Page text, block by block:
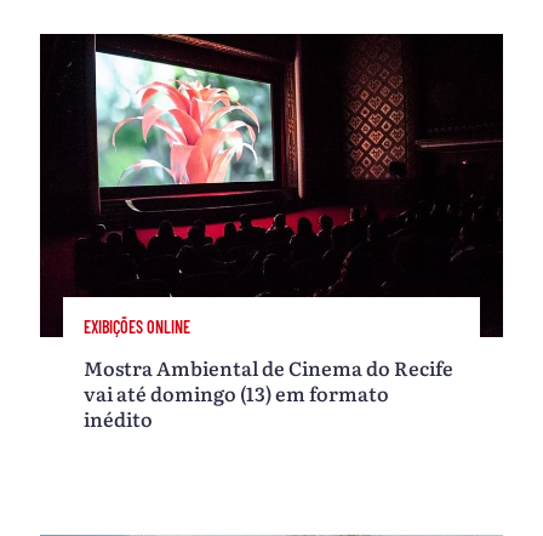
EXIBIÇÕES ONLINE
Mostra Ambiental de Cinema do Recife
vai até domingo (13) em formato
inédito